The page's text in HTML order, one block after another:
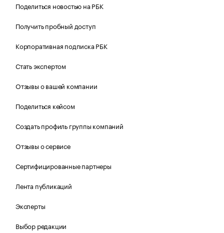
Поделиться новостью на РБК
Получить пробный доступ
Корпоративная подписка РБК
Стать экспертом
Отзывы о вашей компании
Поделиться кейсом
Создать профиль группы компаний
Отзывы о сервисе
Сертифицированные партнеры
Лента публикаций
Эксперты
Выбор редакции